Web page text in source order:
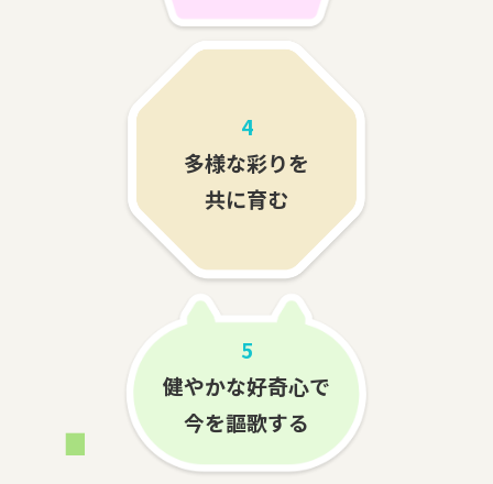
4
多様な彩りを
共に育む
5
健やかな好奇心で
今を謳歌する